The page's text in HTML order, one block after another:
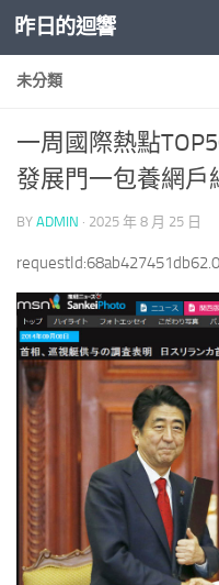
Skip to content
昨日的迴響
未分類
一周國際熱點
發展門一包養網戶
BY ADMIN · 2025 年 8 月 25 日